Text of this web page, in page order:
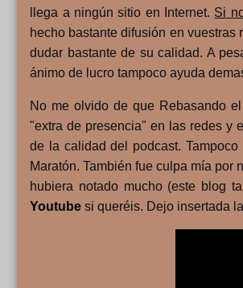
llega a ningún sitio en Internet. Si
hecho bastante difusión en vuestras
dudar bastante de su calidad. A
ánimo de lucro tampoco ayuda
No me olvido de que Rebasando
"extra de presencia" en las redes y
de la calidad del podcast. Tampoco
Maratón. También fue culpa mía
hubiera notado mucho (este blog
Youtube si queréis. Dejo insertada